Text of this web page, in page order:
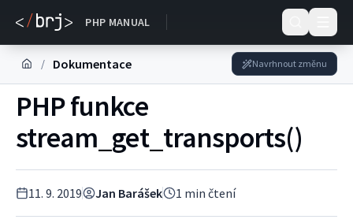
PHP MANUAL
Dokumentace
/ Dokumentace Navrhnout změnu
PHP funkce
stream_get_transports()
11. 9. 2019 Jan Barášek 1 min čtení